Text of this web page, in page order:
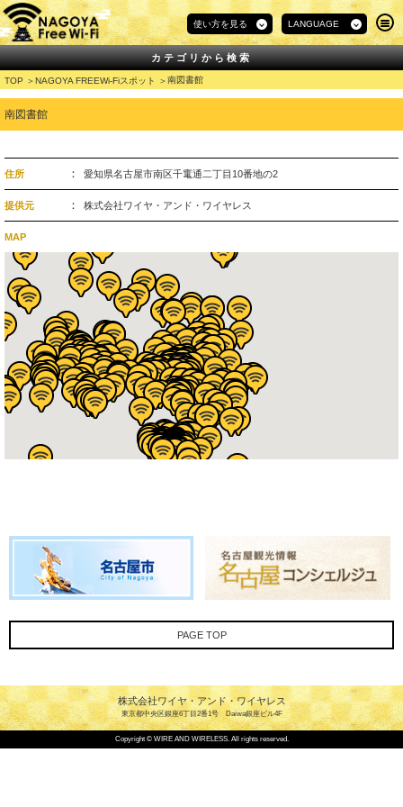
使い方を見る LANGUAGE
カテゴリから検索
TOP NAGOYA FREEWi-Fiスポット 南図書館
南図書館
住所 愛知県名古屋市南区千竃通二丁目10番地の2
提供元 株式会社ワイヤ・アンド・ワイヤレス
MAP
PAGE TOP
株式会社ワイヤ・アンド・ワイヤレス
東京都中央区銀座6丁目2番1号 Daiwa銀座ビル4F
Copyright © WIRE AND WIRELESS. All rights reserved.